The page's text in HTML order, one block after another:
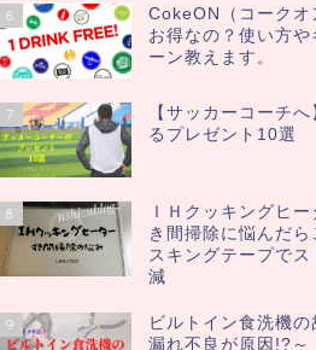
6
CokeON（コークオ
お得なの？使い方や
ーン教えます。
7
【サッカーコーチ
るプレゼント10選
8
ＩＨクッキングヒー
き間掃除に悩んだら
スキングテープでス
減
9
ビルトイン食洗機の
漏れ不良が原因!?～